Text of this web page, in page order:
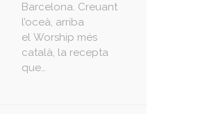
Barcelona. Creuant
l’oceà, arriba
el Worship més
català, la recepta
que…